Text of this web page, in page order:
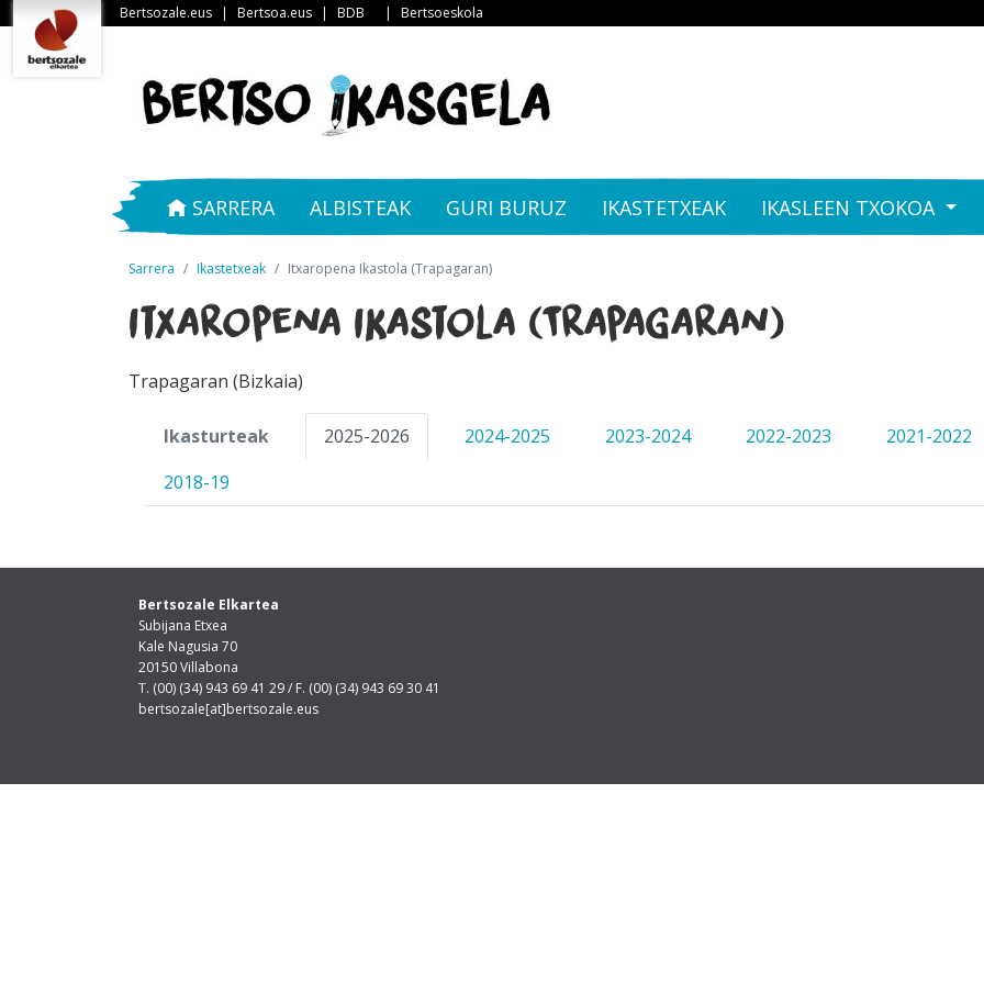
Bertsozale.eus | Bertsoa.eus | BDB | Bertsoeskola
SARRERA ALBISTEAK GURI BURUZ IKASTETXEAK IKASLEEN TXOKOA
Sarrera Ikastetxeak Itxaropena Ikastola (Trapagaran)
Itxaropena Ikastola (Trapagaran)
Trapagaran (Bizkaia)
Ikasturteak 2025-2026 2024-2025 2023-2024 2022-2023 2021-2022
2018-19
Bertsozale Elkartea
Subijana Etxea
Kale Nagusia 70
20150 Villabona
T. (00) (34) 943 69 41 29 / F. (00) (34) 943 69 30 41
bertsozale[at]bertsozale.eus